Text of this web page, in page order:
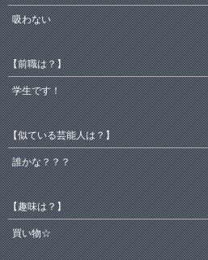
吸わない
【前職は？】
学生です！
【似ている芸能人は？】
誰かな？？？
【趣味は？】
買い物☆